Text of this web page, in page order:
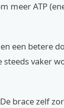
meer ATP
een betere
vaker
brace zelf